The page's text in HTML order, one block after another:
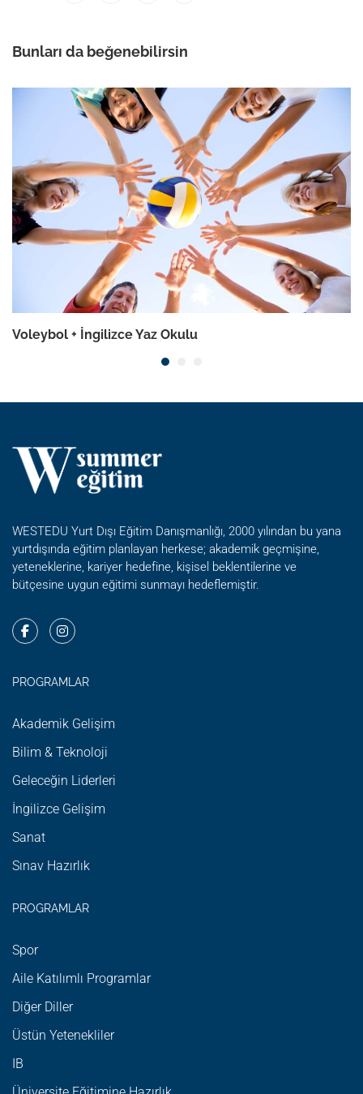
Bunları da beğenebilirsin
Voleybol + İngilizce Yaz Okulu
WESTEDU Yurt Dışı Eğitim Danışmanlığı, 2000 yılından bu yana
yurtdışında eğitim planlayan herkese; akademik geçmişine,
yeteneklerine, kariyer hedefine, kişisel beklentilerine ve
bütçesine uygun eğitimi sunmayı hedeflemiştir.
PROGRAMLAR
Akademik Gelişim
Bilim & Teknoloji
Geleceğin Liderleri
İngilizce Gelişim
Sanat
Sınav Hazırlık
PROGRAMLAR
Spor
Aile Katılımlı Programlar
Diğer Diller
Üstün Yetenekliler
IB